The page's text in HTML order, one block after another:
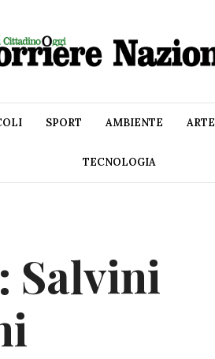
SPORT AMBIENTE ARTE
TECNOLOGIA
Salvini